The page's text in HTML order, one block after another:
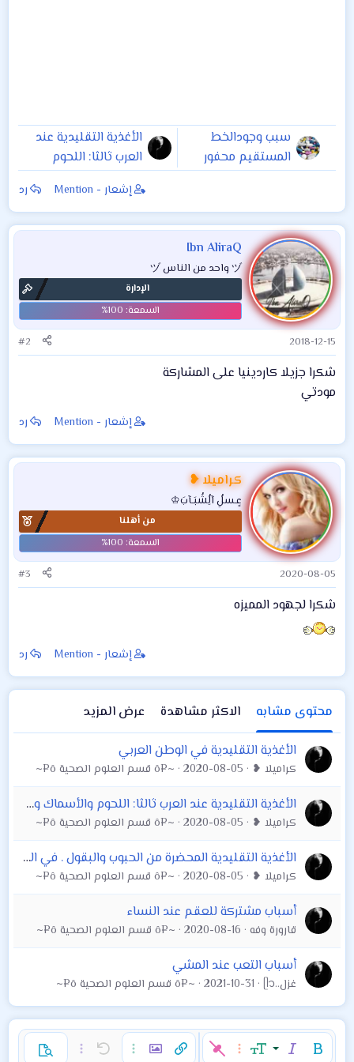
سبب وجودالخط
المستقيم محفور
على بعض حبوب
الأغذية التقليدية عند
العرب ثالثا: اللحوم
والأسماك ومنتجاتها
إشعار - Mention رد
Ibn AliraQ
ヅ واحد من الناس ヅ
الإدارة
2018-12-15
#2
شكرا جزيلا كاردينيا على المشاركة
مودتي
إشعار - Mention رد
كراميلا ❥
عٍـسلُِ آلُِشُبَـآبَ♔
من أهلنا
2020-08-05
#3
شكرا لجهود المميزه
إشعار - Mention رد
محتوى مشابه الاكثر مشاهدة
عرض المزيد
الأغذية التقليدية في الوطن العربي
كراميلا ❥ 2020-08-05 ~¤ô قسم العلوم الصحية ô¤~
الأغذية التقليدية عند العرب ثالثا: اللحوم والأسماك ومنتجاتها
كراميلا ❥ 2020-08-05 ~¤ô قسم العلوم الصحية ô¤~
الأغذية التقليدية المحضرة من الحبوب والبقول . في الوطن العربي (الشرق الاوسط )
كراميلا ❥ 2020-08-05 ~¤ô قسم العلوم الصحية ô¤~
أسباب مشتركة للعقم عند النساء
قارورة وفه 2020-08-16 ~¤ô قسم العلوم الصحية ô¤~
أسباب التعب عند المشي
غزل..ᥫ᭡ 2021-10-31 ~¤ô قسم العلوم الصحية ô¤~
غامق مائل حجم الخطخيارات إضافية…إدراج رابطإدراج صورةخيارات إضافية…
تراجع خيارات إضافية…
معاينة